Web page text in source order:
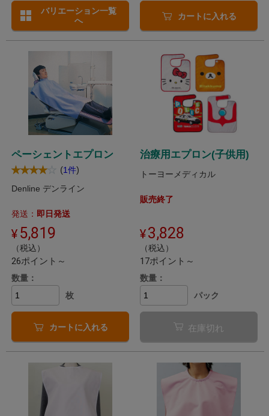
バリエーション一覧
へ
カートに入れる
ペーシェントエプロン
(1件)
Denline デンライン
発送： 即日発送
5,819
（税込）
26ポイント～
数量：
枚
カートに入れる
治療用エプロン(子供用)
トーヨーメディカル
販売終了
3,828
（税込）
17ポイント～
数量：
パック
在庫切れ